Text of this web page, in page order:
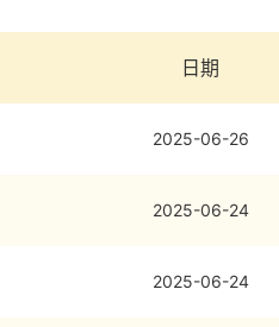
日期
2025-06-26
2025-06-24
2025-06-24